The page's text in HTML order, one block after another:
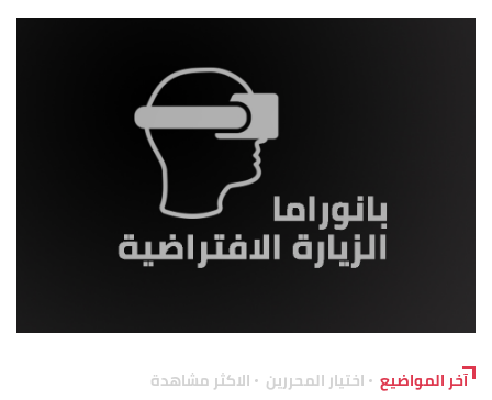
آخر المواضيع اختيار المحررين الاكثر مشاهدة